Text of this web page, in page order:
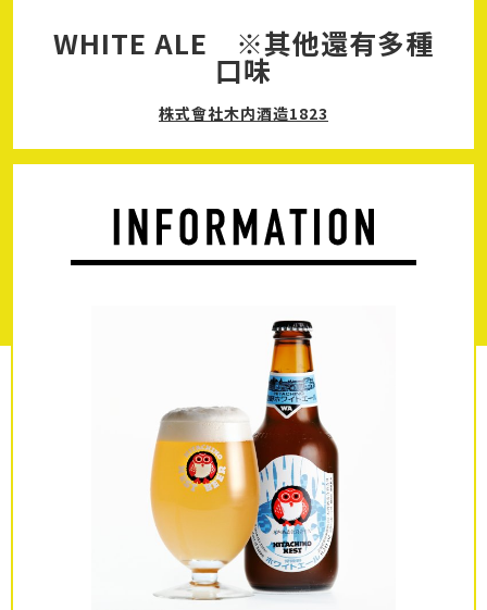
WHITE ALE ※其他還有多種
口味
株式會社木内酒造1823